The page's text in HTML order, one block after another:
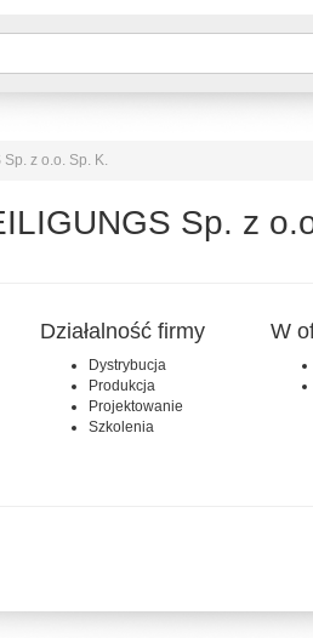
z o.o. Sp. K.
Sp. z
Działalność firmy
Dystrybucja
Produkcja
Projektowanie
Szkolenia
W